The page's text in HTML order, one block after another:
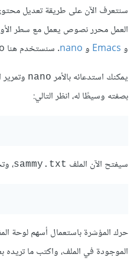
سنتعرف الآن على طريقة تعديل
العمل محرر نصوص يعمل مع سطر
وEmacs وnano. سنستخدم هنا nano.
يمكنك استدعائه بالأمر nano
بصفته وسيطًا له، انظر التالي:
سيفتح الآن الملف sammy.txt،
حرك المؤشرة باستعمال أسهم لوحة
الموجودة في الملف، واكتب ما تريده